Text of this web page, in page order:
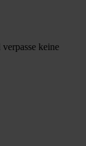
keine